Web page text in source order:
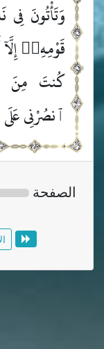
وَتَأْتُونَ
قَوْمِهِۦٓ إِلَّآ
كُنتَ مِنَ
ٱنصُرْنِى
الصفحة